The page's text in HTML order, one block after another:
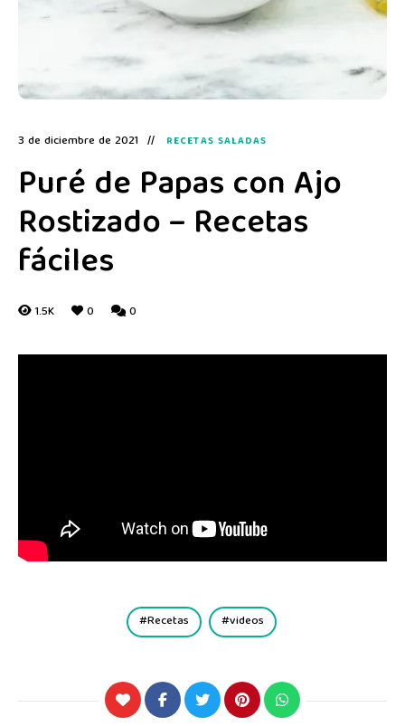
3 de diciembre de 2021 RECETAS SALADAS
Puré de Papas con Ajo
Rostizado – Recetas
fáciles
1.5K 0 0
Recetas videos